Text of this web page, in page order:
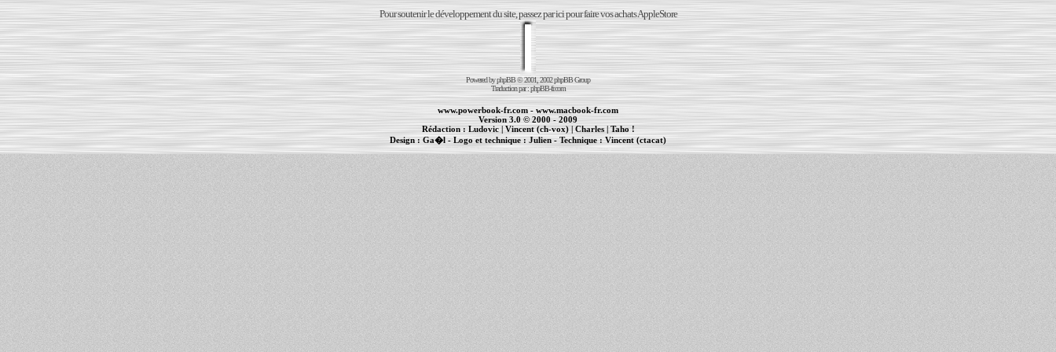
Pour soutenir le développement du site, passez par ici pour faire vos achats AppleStore
Powered byphpBB© 2001, 2002 phpBB Group
Traduction par :phpBB-fr.com
www.powerbook-fr.com - www.macbook-fr.com
Version 3.0 © 2000 - 2009
Rédaction : Ludovic|Vincent (ch-vox)| Charles|Taho !
Design :Ga�l - Logo et technique : Julien - Technique :Vincent (ctacat)
| | cr�ation de sites Internet